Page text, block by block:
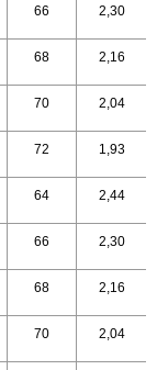
66 2,30
68 2,16
70 2,04
72 1,93
64 2,44
66 2,30
68 2,16
70 2,04